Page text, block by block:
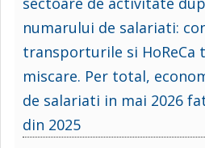
numarului de salariati:
transporturile si HoReCa
miscare. Per total,
de salariati in mai 2026
din 2025